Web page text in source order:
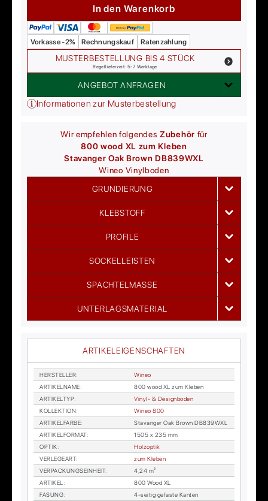
In den Warenkorb
Vorkasse -2% Rechnungskauf Ratenzahlung
MUSTERBESTELLUNG BIS 4 STÜCK
Regellieferzeit: 5-7 Werktage
ANGEBOT ANFRAGEN
Informationen zur Musterbestellung
Wir empfehlen folgendesZubehör für
800 wood XL zum Kleben
Stavanger Oak Brown DB839WXL
Wineo Vinylboden
GRUNDIERUNG
KLEBSTOFF
PROFILE
SOCKELLEISTEN
SPACHTELMASSE
UNTERLAGSMATERIAL
ARTIKELEIGENSCHAFTEN
HER­STEL­LER:
Wi­neo
AR­TI­KEL­NA­ME:
800 wood XL zum Kle­ben
AR­TI­KEL­TYP:
Vi­nyl- & De­sign­bo­den
KOL­LEK­TI­ON:
Wi­neo 800
AR­TI­KEL­FAR­BE:
Sta­van­ger Oak Brown DB839WXL
AR­TI­KEL­FOR­MAT:
1505 x 235 mm
OP­TIK:
Holz­op­tik
VER­LE­GE­ART:
zum Kle­ben
VER­PA­CKUNGS­EIN­HEIT:
4,24 m²
AR­TI­KEL:
800 Wood XL
FA­SUNG: 4-sei­tig ge­fas­te Kan­ten